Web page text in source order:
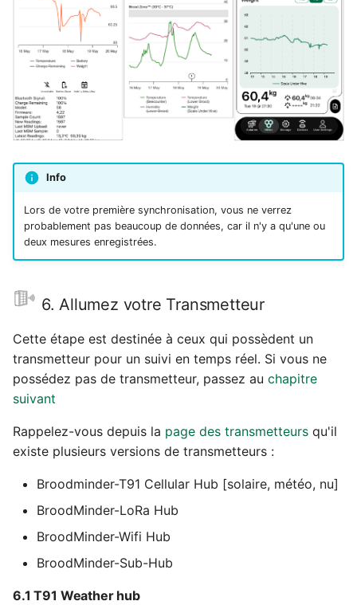
Info
Lors de votre première synchronisation, vous ne verrez
probablement pas beaucoup de données, car il n'y a qu'une ou
deux mesures enregistrées.
6. Allumez votre Transmetteur
Cette étape est destinée à ceux qui possèdent un
transmetteur pour un suivi en temps réel. Si vous ne
possédez pas de transmetteur, passez au chapitre
suivant
Rappelez-vous depuis la page des transmetteurs qu'il
existe plusieurs versions de transmetteurs :
Broodminder-T91 Cellular Hub [solaire, météo, nu]
BroodMinder-LoRa Hub
BroodMinder-Wifi Hub
BroodMinder-Sub-Hub
6.1 T91 Weather hub